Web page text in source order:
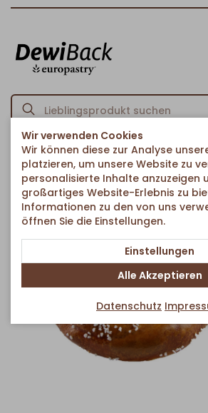
Startseite Lauge Laugenbrezeln/
Zurück zur Artikelübersicht
Wir verwenden Cookies
Wir können diese zur Analyse
platzieren, um unsere Website zu
personalisierte Inhalte anzuzeigen
großartiges Website-Erlebnis zu
Informationen zu den von uns
öffnen Sie die Einstellungen.
Einstellungen
Alle Akzeptieren
Datenschutz